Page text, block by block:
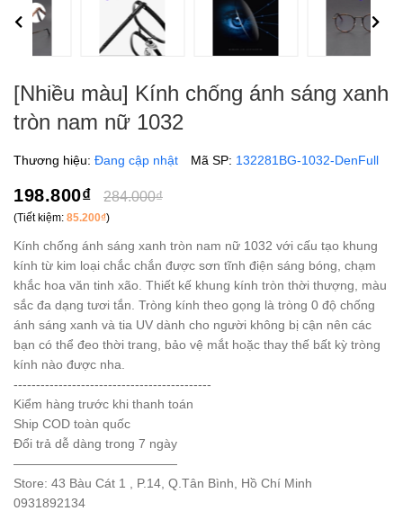
Previous Next
[Nhiều màu] Kính chống ánh sáng xanh
tròn nam nữ 1032
Thương hiệu: Đang cập nhật Mã SP: 132281BG-1032-DenFull
198.800₫ 284.000₫
(Tiết kiệm: 85.200₫)
Kính chống ánh sáng xanh tròn nam nữ 1032 với cấu tạo khung
kính từ kim loại chắc chắn được sơn tĩnh điện sáng bóng, chạm
khắc hoa văn tinh xão. Thiết kế khung kính tròn thời thượng, màu
sắc đa dạng tươi tắn. Tròng kính theo gọng là tròng 0 độ chống
ánh sáng xanh và tia UV dành cho người không bị cận nên các
bạn có thể đeo thời trang, bảo vệ mắt hoặc thay thế bất kỳ tròng
kính nào được nha.
--------------------------------------------
Kiểm hàng trước khi thanh toán
Ship COD toàn quốc
Đổi trả dễ dàng trong 7 ngày
—————————————
Store: 43 Bàu Cát 1 , P.14, Q.Tân Bình, Hồ Chí Minh
0931892134